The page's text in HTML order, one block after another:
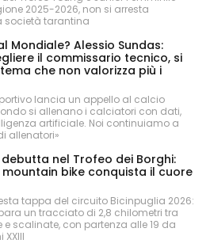
2025-2026, non si arresta
società tarantina
Mondiale? Alessio Sundas:
il commissario tecnico, si
che non valorizza più i
lancia un appello al calcio
si allenano i calciatori con dati,
artificiale. Noi continuiamo a
allenatori»
nel Trofeo dei Borghi:
bike conquista il cuore
tappa del circuito Bicinpuglia 2026:
un tracciato di 2,8 chilometri tra
scalinate, con partenza alle 19 da